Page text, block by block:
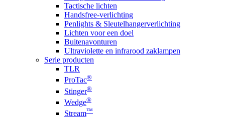
Tactische lichten
Handsfree-verlichting
Penlights & Sleutelhangerverlichting
Lichten voor een doel
Buitenavonturen
Ultraviolette en infrarood zaklampen
Serie producten
TLR
ProTac®
Stinger®
Wedge®
Stream™